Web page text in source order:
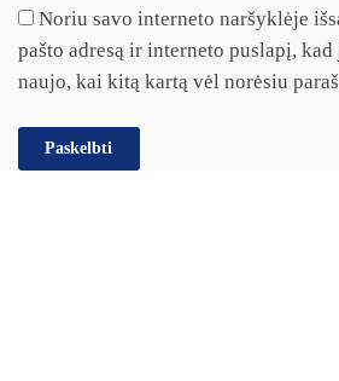
Noriu savo interneto naršyklėje
pašto adresą ir interneto puslapį,
naujo, kai kitą kartą vėl norėsiu